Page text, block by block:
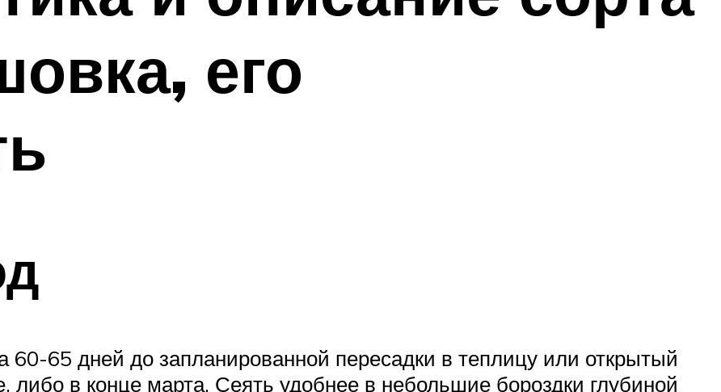
его
60-65 дней до запланированной пересадки в теплицу или открытый
либо в конце марта. Сеять удобнее в небольшие бороздки глубиной